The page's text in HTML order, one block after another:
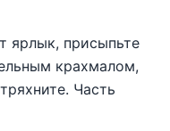
ярлык, присыпьте
крахмалом,
Часть